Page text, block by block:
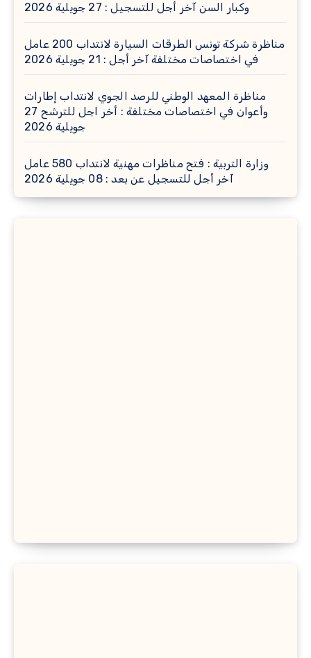
وكبار السن آخر أجل للتسجيل : 27 جويلية 2026
مناظرة شركة تونس الطرقات السيارة لانتداب 200 عامل
في اختصاصات مختلفة آخر أجل : 21 جويلية 2026
مناظرة المعهد الوطني للرصد الجوي لانتداب إطارات
وأعوان في اختصاصات مختلفة : أخر اجل للترشح 27
جويلية 2026
وزارة التربية : فتح مناظرات مهنية لانتداب 580 عامل
آخر أجل للتسجيل عن بعد : 08 جويلية 2026